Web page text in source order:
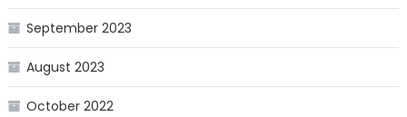
September 2023
August 2023
October 2022